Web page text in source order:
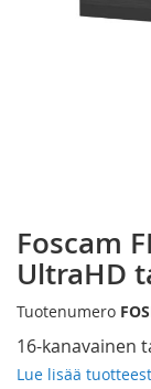
kuvagallerian
alkuun
Foscam
UltraHD
16-kanavainen
Lue lisää
Tuotenumero